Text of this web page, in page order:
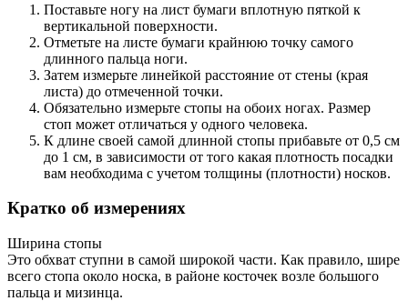
Поставьте ногу на лист бумаги вплотную пяткой к
вертикальной поверхности.
Отметьте на листе бумаги крайнюю точку самого
длинного пальца ноги.
Затем измерьте линейкой расстояние от стены (края
листа) до отмеченной точки.
Обязательно измерьте стопы на обоих ногах. Размер
стоп может отличаться у одного человека.
К длине своей самой длинной стопы прибавьте от 0,5 см
до 1 см, в зависимости от того какая плотность посадки
вам необходима с учетом толщины (плотности) носков.
Кратко об измерениях
Ширина стопы
Это обхват ступни в самой широкой части. Как правило, шире
всего стопа около носка, в районе косточек возле большого
пальца и мизинца.